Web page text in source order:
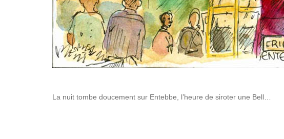
La nuit tombe doucement sur Entebbe, l’heure de siroter une Bell…